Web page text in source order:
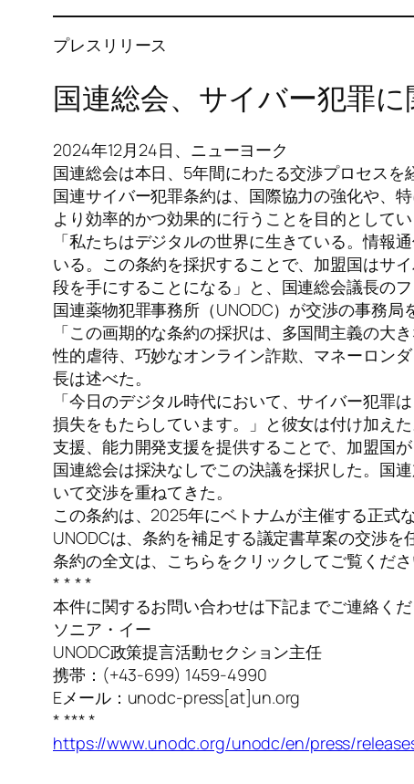
プレスリリース
国連総会、サイバー犯罪
2024年12月24日、ニューヨーク
国連総会は本日、5年間にわたる交渉プロセスを
国連サイバー犯罪条約は、国際協力の強化や、
より効率的かつ効果的に行うことを目的としてい
「私たちはデジタルの世界に生きている。情報
いる。この条約を採択することで、加盟国はサ
段を手にすることになる」と、国連総会議長の
国連薬物犯罪事務所（UNODC）が交渉の事務局
「この画期的な条約の採択は、多国間主義の
性的虐待、巧妙なオンライン詐欺、マネーロン
長は述べた。
「今日のデジタル時代において、サイバー犯罪
損失をもたらしています。」と彼女は付け加え
支援、能力開発支援を提供することで、加盟国
国連総会は採決なしでこの決議を採択した。国
いて交渉を重ねてきた。
この条約は、2025年にベトナムが主催する正式
UNODCは、条約を補足する議定書草案の交渉
条約の全文は、こちらをクリックしてご覧くださ
* * * *
本件に関するお問い合わせは下記までご連絡くだ
ソニア・イー
UNODC政策提言活動セクション主任
携帯：(+43-699) 1459-4990
Eメール：unodc-press[at]un.org
* *** *
https://www.unodc.org/unodc/en/press/